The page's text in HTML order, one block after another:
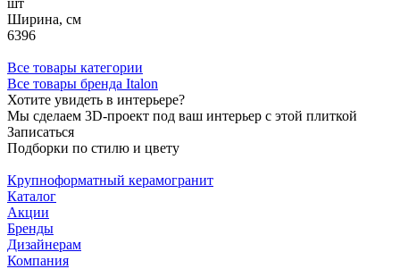
Ширина, см
6396
Все товары категории
Все товары бренда Italon
Хотите увидеть в интерьере?
Мы сделаем 3D-проект под ваш интерьер с этой плиткой
Записаться
Подборки по стилю и цвету
Крупноформатный керамогранит
Каталог
Акции
Бренды
Дизайнерам
Компания